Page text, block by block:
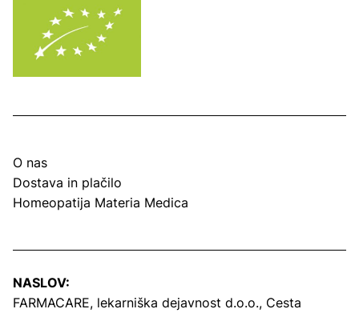
O nas
Dostava in plačilo
Homeopatija Materia Medica
NASLOV:
FARMACARE, lekarniška dejavnost d.o.o., Cesta